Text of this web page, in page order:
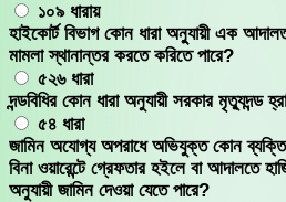
১০৯ ধারায়
হাইকোর্ট বিভাগ কোন ধারা অনুুযায়ী এক
মামলা স্থানান্তর করতে করিতে পারে?
৫২৬ ধারা
দন্ডবিধির কোন ধারা অনুযায়ী সরকার মৃত্যুদন্ড
৫৪ ধারা
জামিন অযোগ্য অপরাধে অভিযুক্ত কোন ব্যক্তি
বিনা ওয়ারেন্টে গ্রেফতার হইলে বা আদালতে
অনুযায়ী জামিন দেওয়া যেতে পারে?